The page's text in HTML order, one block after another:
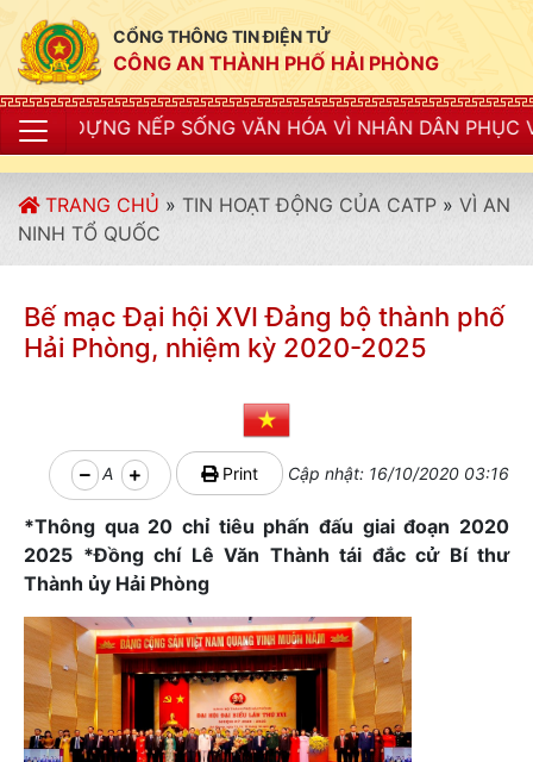
CỔNG THÔNG TIN ĐIỆN TỬ
CÔNG AN THÀNH PHỐ HẢI PHÒNG
SỐNG VĂN HÓA VÌ NHÂN DÂN PHỤC VỤ"
TRANG CHỦ » TIN HOẠT ĐỘNG CỦA CATP » VÌ AN
NINH TỔ QUỐC
Bế mạc Đại hội XVI Đảng bộ thành phố
Hải Phòng, nhiệm kỳ 2020-2025
A Print Cập nhật: 16/10/2020 03:16
*Thông qua 20 chỉ tiêu phấn đấu giai đoạn 2020
2025 *Đồng chí Lê Văn Thành tái đắc cử Bí thư
Thành ủy Hải Phòng